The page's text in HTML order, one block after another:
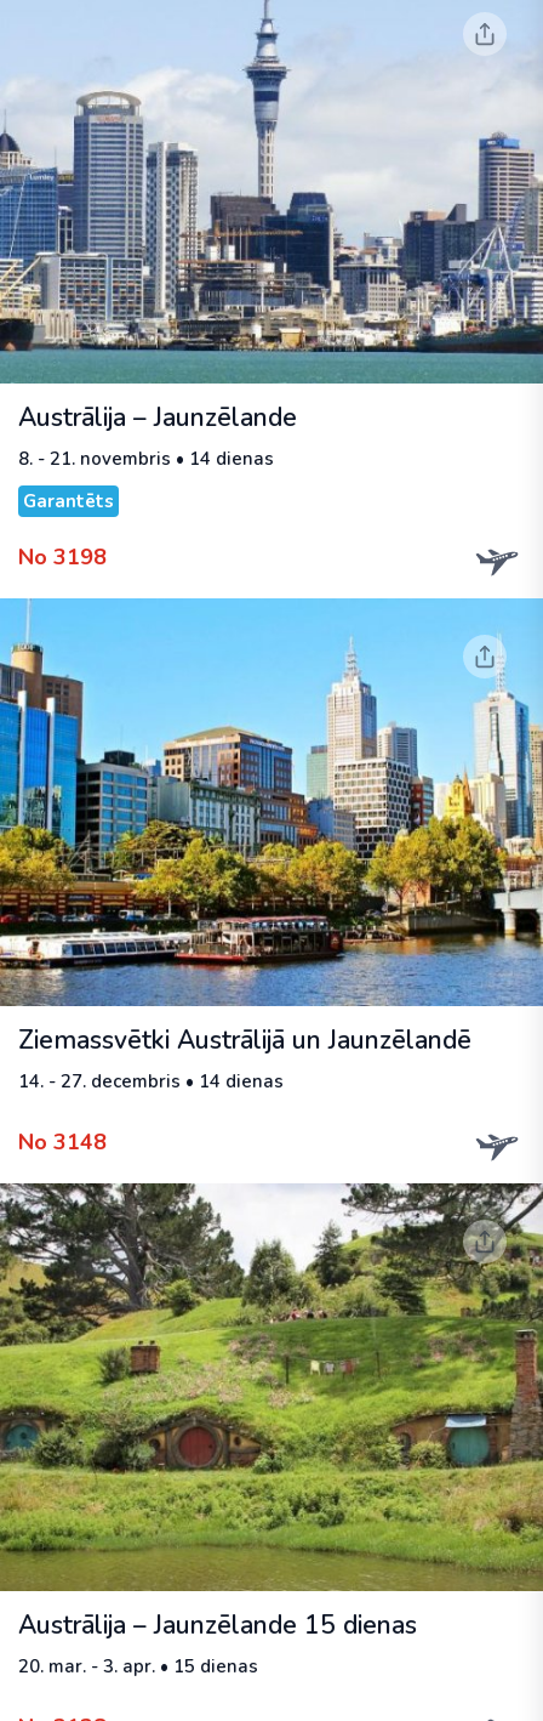
Austrālija – Jaunzēlande
8. - 21. novembris • 14 dienas
Garantēts
No 3198
Ziemassvētki Austrālijā un Jaunzēlandē
14. - 27. decembris • 14 dienas
No 3148
Austrālija – Jaunzēlande 15 dienas
20. mar. - 3. apr. • 15 dienas